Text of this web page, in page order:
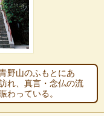
野山のふもとにあ
れ、真言・念仏の流
わっている。